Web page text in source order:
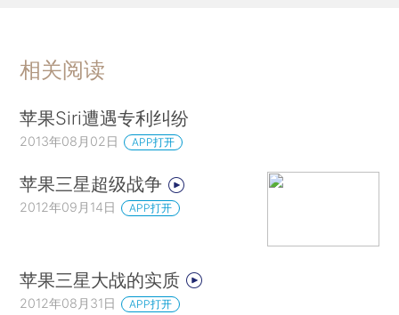
相关阅读
苹果Siri遭遇专利纠纷
2013年08月02日 APP打开
苹果三星超级战争
2012年09月14日 APP打开
苹果三星大战的实质
2012年08月31日 APP打开